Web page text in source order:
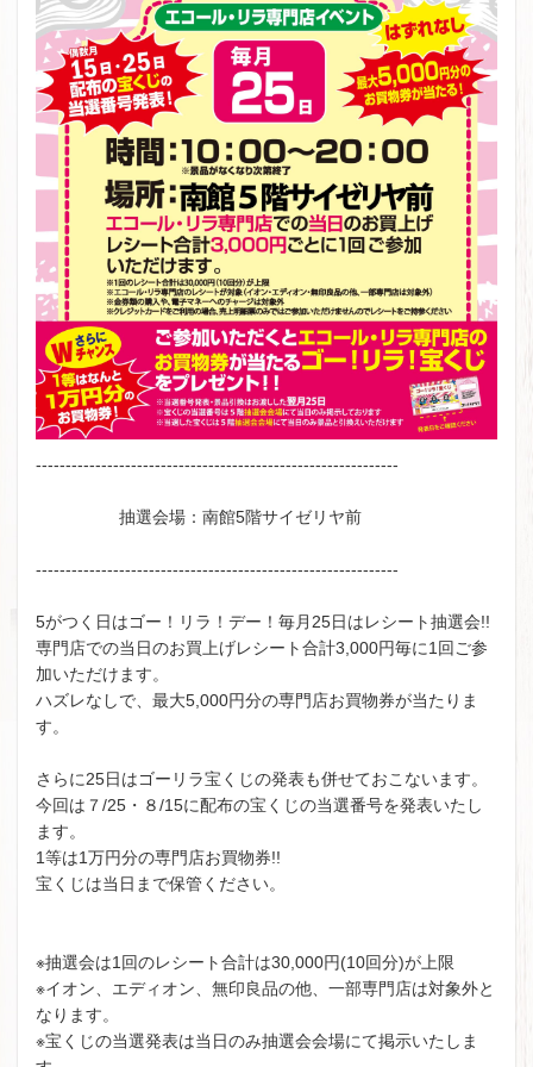
-------------------------------------------------------------
抽選会場：南館5階サイゼリヤ前
-------------------------------------------------------------
5がつく日はゴー！リラ！デー！毎月25日はレシート抽選会!!
専門店での当日のお買上げレシート合計3,000円毎に1回ご参
加いただけます。
ハズレなしで、最大5,000円分の専門店お買物券が当たりま
す。
さらに25日はゴーリラ宝くじの発表も併せておこないます。
今回は７/25・８/15に配布の宝くじの当選番号を発表いたし
ます。
1等は1万円分の専門店お買物券!!
宝くじは当日まで保管ください。
※抽選会は1回のレシート合計は30,000円(10回分)が上限
※イオン、エディオン、無印良品の他、一部専門店は対象外と
なります。
※宝くじの当選発表は当日のみ抽選会会場にて掲示いたしま